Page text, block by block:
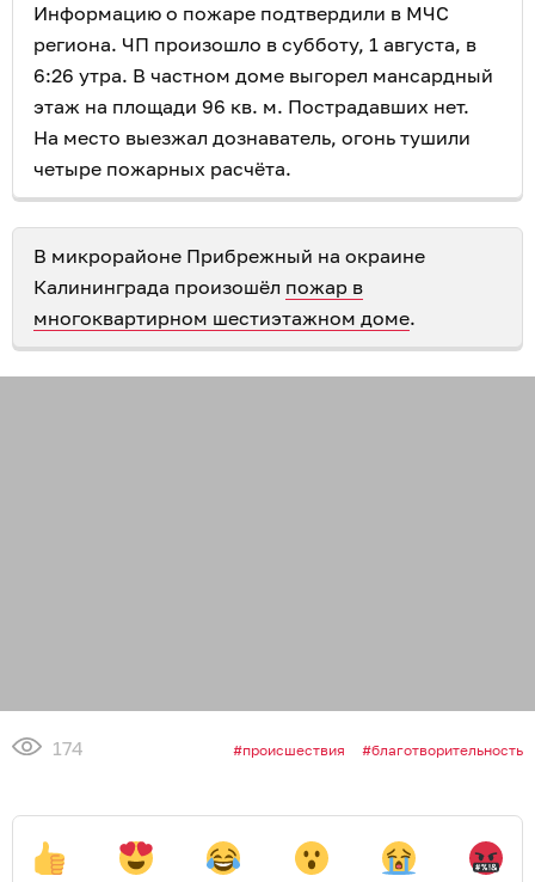
Информацию о пожаре подтвердили в МЧС
региона. ЧП произошло в субботу, 1 августа, в
6:26 утра. В частном доме выгорел мансардный
этаж на площади 96 кв. м. Пострадавших нет.
На место выезжал дознаватель, огонь тушили
четыре пожарных расчёта.
В микрорайоне Прибрежный на окраине
Калининграда произошёл пожар в
многоквартирном шестиэтажном доме.
174 происшествия благотворительность